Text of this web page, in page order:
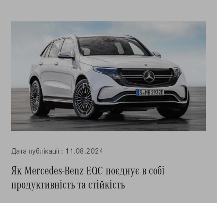
Дата публiкацiї : 11.08.2024
Як Mercedes-Benz EQC поєднує в собі
продуктивність та стійкість